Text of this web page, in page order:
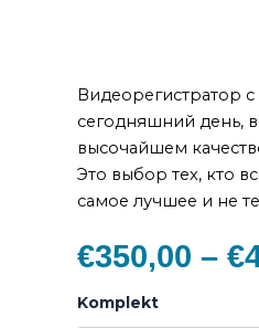
Видеорегистратор
сегодняшний день,
высочайшем
Это выбор тех, кто
самое лучшее и не
€350,00 – €
Komplekt
Количество